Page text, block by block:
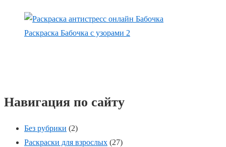
Раскраска Бабочка с узорами 2
Навигация по сайту
Без рубрики (2)
Раскраски для взрослых (27)